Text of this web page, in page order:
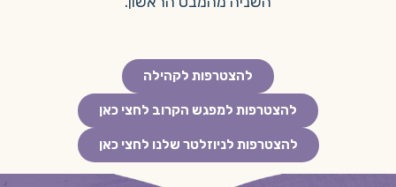
להצטרפות לקהילה
להצטרפות למפגש הקרוב לחצי כאן
להצטרפות לניוזלטר שלנו לחצי כאן